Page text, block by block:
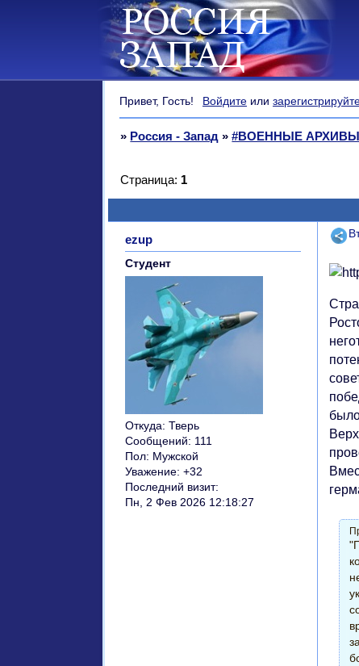
Привет, Гость! Войдите или
» Россия - Запад »#ВОЕННЫЕ АРХИВЫ
Страница: 1
ezup
Студент
Откуда: Тверь
Сообщений: 111
Пол: Мужской
Уважение: +32
Последний визит:
Пн, 2 Фев 2026 12:18:27